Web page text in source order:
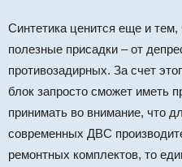
Синтетика ценится еще и
полезные присадки – от
противозадирных. За счет
блок запросто сможет иметь
принимать во внимание, что
современных ДВС
ремонтных комплектов, то